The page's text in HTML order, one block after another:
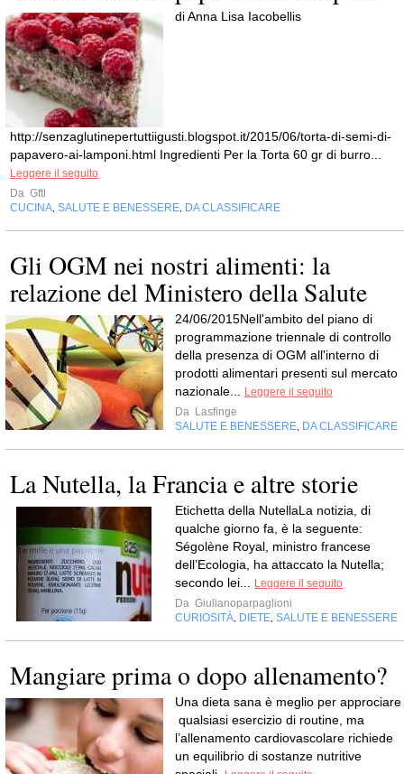
di Anna Lisa Iacobellis
http://senzaglutinepertuttiigusti.blogspot.it/2015/06/torta-di-semi-di-
papavero-ai-lamponi.html Ingredienti Per la Torta 60 gr di burro...
Leggere il seguito
Da Gftl
CUCINA SALUTE E BENESSERE DA CLASSIFICARE
Gli OGM nei nostri alimenti: la
relazione del Ministero della Salute
24/06/2015Nell'ambito del piano di
programmazione triennale di controllo
della presenza di OGM all'interno di
prodotti alimentari presenti sul mercato
nazionale...
Leggere il seguito
Da Lasfinge
SALUTE E BENESSERE DA CLASSIFICARE
La Nutella, la Francia e altre storie
Etichetta della NutellaLa notizia, di
qualche giorno fa, è la seguente:
Ségolène Royal, ministro francese
dell’Ecologia, ha attaccato la Nutella;
secondo lei...
Leggere il seguito
Da Giulianoparpaglioni
CURIOSITÀ DIETE SALUTE E BENESSERE
Mangiare prima o dopo allenamento?
Una dieta sana è meglio per approciare
qualsiasi esercizio di routine, ma
l’allenamento cardiovascolare richiede
un equilibrio di sostanze nutritive